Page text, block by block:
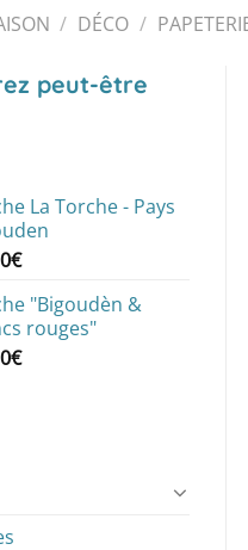
/ DÉCO /
peut-être
La Torche - Pays
€
"Bigoudèn &
rouges"
€